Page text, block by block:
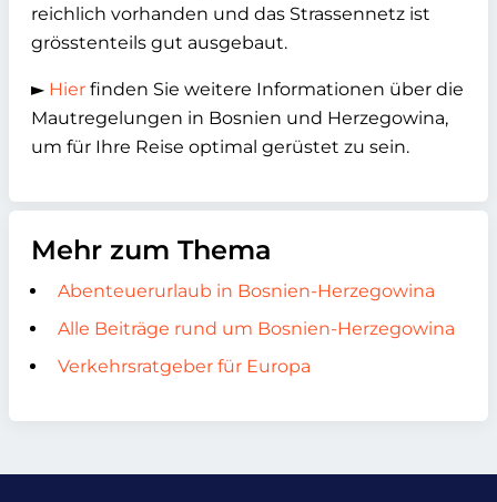
reichlich vorhanden und das Strassennetz ist
grösstenteils gut ausgebaut.
► Hier finden Sie weitere Informationen über die
Mautregelungen in Bosnien und Herzegowina,
um für Ihre Reise optimal gerüstet zu sein.
Mehr zum Thema
Abenteuerurlaub in Bosnien-Herzegowina
Alle Beiträge rund um Bosnien-Herzegowina
Verkehrsratgeber für Europa